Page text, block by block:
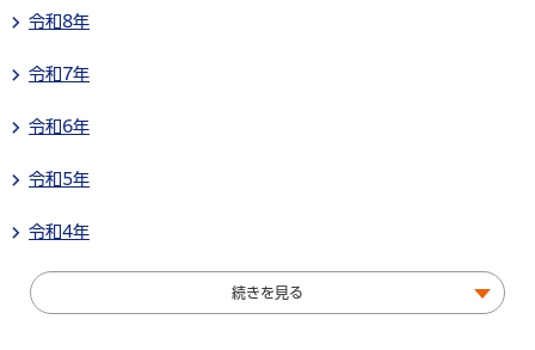
令和8年
令和7年
令和6年
令和5年
令和4年
続きを見る